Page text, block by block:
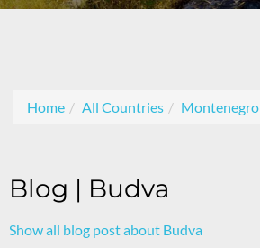
Home All Countries Montenegro
Blog | Budva
Show all blog post about Budva